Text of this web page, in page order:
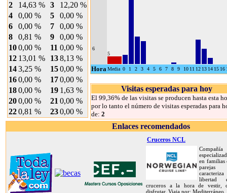
2
14,63 % 3
12,20 %
4
0,00 % 5
0,00 %
6
0,00 % 7
0,00 %
8
0,81 % 9
0,00 %
100,00 % 11 0,00 %
12 13,01 % 138,13 %
143,25 % 150,00 %
160,00 % 170,00 %
180,00 % 19 1,63 %
200,00 % 21 0,00 %
220,81 % 230,00 %
6
5
HoraMedia 0 1 2 3 4 5 6 7 8 9 10 11 12 13 14 15 16
Visitas esperadas para hoy
El 99,36% de las visitas se producen hasta esta
por lo tanto el número de visitas esperadas para
de: 2
Enlaces recomendados
Cruceros NCL
Compañía
en familias
libertad
cruceros a la hora de vestir,
disfrutar. Viaja por: Mediterráneo,